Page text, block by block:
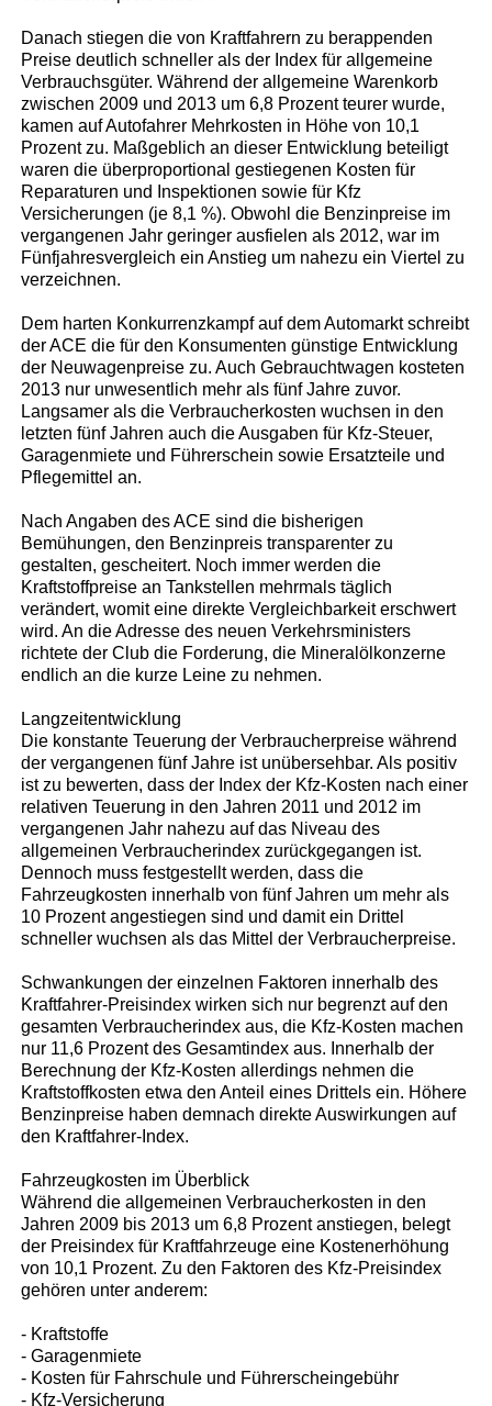
Danach stiegen die von Kraftfahrern zu berappenden
Preise deutlich schneller als der Index für allgemeine
Verbrauchsgüter. Während der allgemeine Warenkorb
zwischen 2009 und 2013 um 6,8 Prozent teurer wurde,
kamen auf Autofahrer Mehrkosten in Höhe von 10,1
Prozent zu. Maßgeblich an dieser Entwicklung beteiligt
waren die überproportional gestiegenen Kosten für
Reparaturen und Inspektionen sowie für Kfz
Versicherungen (je 8,1 %). Obwohl die Benzinpreise im
vergangenen Jahr geringer ausfielen als 2012, war im
Fünfjahresvergleich ein Anstieg um nahezu ein Viertel zu
verzeichnen.
Dem harten Konkurrenzkampf auf dem Automarkt schreibt
der ACE die für den Konsumenten günstige Entwicklung
der Neuwagenpreise zu. Auch Gebrauchtwagen kosteten
2013 nur unwesentlich mehr als fünf Jahre zuvor.
Langsamer als die Verbraucherkosten wuchsen in den
letzten fünf Jahren auch die Ausgaben für Kfz-Steuer,
Garagenmiete und Führerschein sowie Ersatzteile und
Pflegemittel an.
Nach Angaben des ACE sind die bisherigen
Bemühungen, den Benzinpreis transparenter zu
gestalten, gescheitert. Noch immer werden die
Kraftstoffpreise an Tankstellen mehrmals täglich
verändert, womit eine direkte Vergleichbarkeit erschwert
wird. An die Adresse des neuen Verkehrsministers
richtete der Club die Forderung, die Mineralölkonzerne
endlich an die kurze Leine zu nehmen.
Langzeitentwicklung
Die konstante Teuerung der Verbraucherpreise während
der vergangenen fünf Jahre ist unübersehbar. Als positiv
ist zu bewerten, dass der Index der Kfz-Kosten nach einer
relativen Teuerung in den Jahren 2011 und 2012 im
vergangenen Jahr nahezu auf das Niveau des
allgemeinen Verbraucherindex zurückgegangen ist.
Dennoch muss festgestellt werden, dass die
Fahrzeugkosten innerhalb von fünf Jahren um mehr als
10 Prozent angestiegen sind und damit ein Drittel
schneller wuchsen als das Mittel der Verbraucherpreise.
Schwankungen der einzelnen Faktoren innerhalb des
Kraftfahrer-Preisindex wirken sich nur begrenzt auf den
gesamten Verbraucherindex aus, die Kfz-Kosten machen
nur 11,6 Prozent des Gesamtindex aus. Innerhalb der
Berechnung der Kfz-Kosten allerdings nehmen die
Kraftstoffkosten etwa den Anteil eines Drittels ein. Höhere
Benzinpreise haben demnach direkte Auswirkungen auf
den Kraftfahrer-Index.
Fahrzeugkosten im Überblick
Während die allgemeinen Verbraucherkosten in den
Jahren 2009 bis 2013 um 6,8 Prozent anstiegen, belegt
der Preisindex für Kraftfahrzeuge eine Kostenerhöhung
von 10,1 Prozent. Zu den Faktoren des Kfz-Preisindex
gehören unter anderem:
- Kraftstoffe
- Garagenmiete
- Kosten für Fahrschule und Führerscheingebühr
- Kfz-Versicherung